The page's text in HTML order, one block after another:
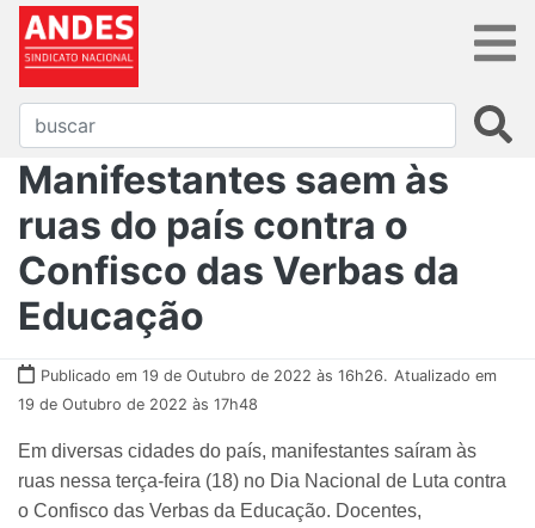
Manifestantes saem às
ruas do país contra o
Confisco das Verbas da
Educação
Publicado em 19 de Outubro de 2022 às 16h26. Atualizado em
19 de Outubro de 2022 às 17h48
Em diversas cidades do país, manifestantes saíram às
ruas nessa terça-feira (18) no Dia Nacional de Luta contra
o Confisco das Verbas da Educação. Docentes,